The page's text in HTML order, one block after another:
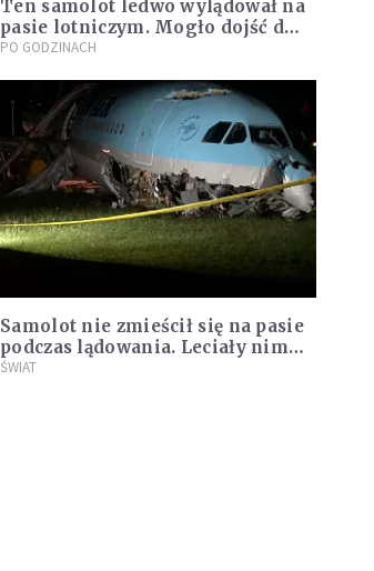
Ten samolot ledwo wylądował na
pasie lotniczym. Mogło dojść do
tragedii
PO GODZINACH
Samolot nie zmieścił się na pasie
podczas lądowania. Leciały nim
173 osoby
ŚWIAT